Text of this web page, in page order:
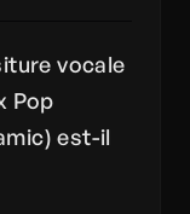
vocale
Pop
est-il